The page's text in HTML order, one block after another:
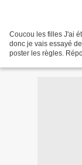
Coucou les filles J'ai
donc je vais essayé
poster les règles.